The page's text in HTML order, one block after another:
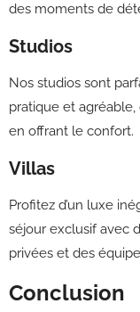
des moments de
Studios
Nos studios sont
pratique et agréable,
en offrant le confort.
Villas
Profitez d’un luxe
séjour exclusif avec
privées et des
Conclusion